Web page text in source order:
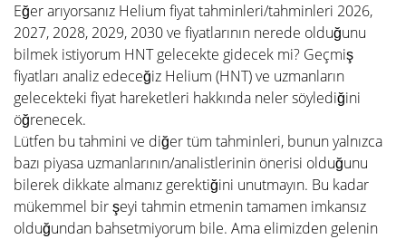
Eğer arıyorsanız Helium fiyat tahminleri/tahminleri 2026,
2027, 2028, 2029, 2030 ve fiyatlarının nerede olduğunu
bilmek istiyorum HNT gelecekte gidecek mi? Geçmiş
fiyatları analiz edeceğiz Helium (HNT) ve uzmanların
gelecekteki fiyat hareketleri hakkında neler söylediğini
öğrenecek.
Lütfen bu tahmini ve diğer tüm tahminleri, bunun yalnızca
bazı piyasa uzmanlarının/analistlerinin önerisi olduğunu
bilerek dikkate almanız gerektiğini unutmayın. Bu kadar
mükemmel bir şeyi tahmin etmenin tamamen imkansız
olduğundan bahsetmiyorum bile. Ama elimizden gelenin